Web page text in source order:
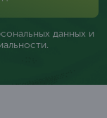
данных и
.